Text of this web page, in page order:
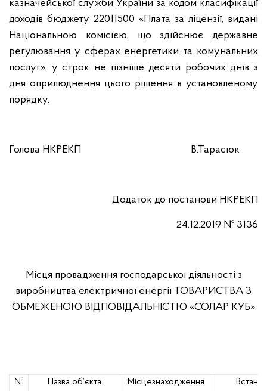
казначейської служби України за кодом класифікації
доходів бюджету 22011500 «Плата за ліцензії, видані
Національною комісією, що здійснює державне
регулювання у сферах енергетики та комунальних
послуг», у строк не пізніше десяти робочих днів з
дня оприлюднення цього рішення в установленому
порядку.
Голова НКРЕКП В.Тарасюк
Додаток до постанови НКРЕКП
24.12.2019 № 3136
Місця провадження господарської діяльності з
виробництва електричної енергії ТОВАРИСТВА З
ОБМЕЖЕНОЮ ВІДПОВІДАЛЬНІСТЮ «СОЛАР КУБ»
№
Назва об’єкта
Місцезнаходження